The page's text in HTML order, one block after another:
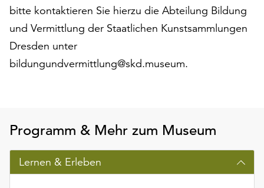
bitte kontaktieren Sie hierzu die Abteilung Bildung
und Vermittlung der Staatlichen Kunstsammlungen
Dresden unter
bildungundvermittlung@skd.museum.
Programm & Mehr zum Museum
Lernen & Erleben